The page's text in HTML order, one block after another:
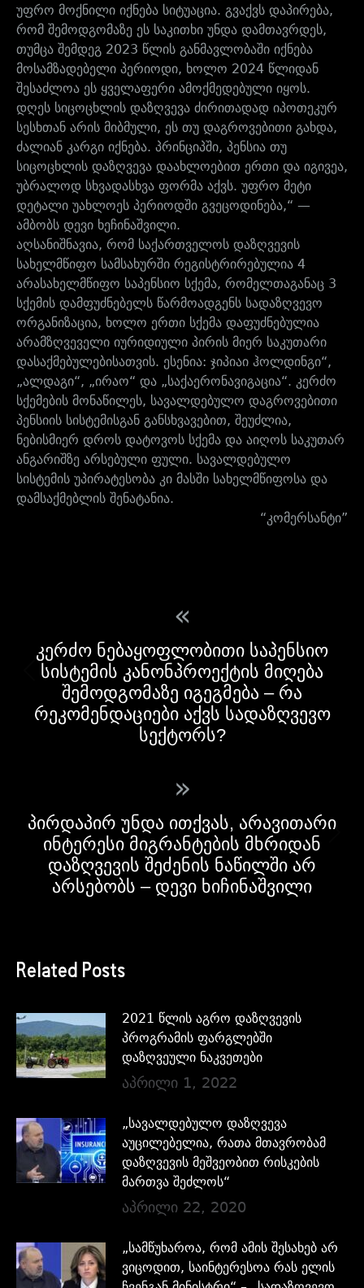
უფრო მოქნილი იქნება სიტუაცია. გვაქვს დაპირება,
რომ შემოდგომაზე ეს საკითხი უნდა დამთავრდეს,
თუმცა შემდეგ 2023 წლის განმავლობაში იქნება
მოსამზადებელი პერიოდი, ხოლო 2024 წლიდან
შესაძლოა ეს ყველაფერი ამოქმედებული იყოს.
დღეს სიცოცხლის დაზღვევა ძირითადად იპოთეკურ
სესხთან არის მიბმული, ეს თუ დაგროვებითი გახდა,
ძალიან კარგი იქნება. პრინციპში, პენსია თუ
სიცოცხლის დაზღვევა დაახლოებით ერთი და იგივეა,
უბრალოდ სხვადასხვა ფორმა აქვს. უფრო მეტი
დეტალი უახლოეს პერიოდში გვეცოდინება,“ —
ამბობს დევი ხეჩინაშვილი.
აღსანიშნავია, რომ საქართველოს დაზღვევის
სახელმწიფო სამსახურში რეგისტრირებულია 4
არასახელმწიფო საპენსიო სქემა, რომელთაგანაც 3
სქემის დამფუძნებელს წარმოადგენს სადაზღვევო
ორგანიზაცია, ხოლო ერთი სქემა დაფუძნებულია
არამზღვეველი იურიდიული პირის მიერ საკუთარი
დასაქმებულებისათვის. ესენია: ჯიპიაი ჰოლდინგი“,
„ალდაგი“, „ირაო“ და „საქაერონავიგაცია“. კერძო
სქემების მონაწილეს, სავალდებულო დაგროვებითი
პენსიის სისტემისგან განსხვავებით, შეუძლია,
ნებისმიერ დროს დატოვოს სქემა და აიღოს საკუთარ
ანგარიშზე არსებული ფული. სავალდებულო
სისტემის უპირატესობა კი მასში სახელმწიფოსა და
დამსაქმებლის შენატანია.
“კომერსანტი”
«
კერძო ნებაყოფლობითი საპენსიო
სისტემის კანონპროექტის მიღება
შემოდგომაზე იგეგმება – რა
რეკომენდაციები აქვს სადაზღვევო
სექტორს?
»
პირდაპირ უნდა ითქვას, არავითარი
ინტერესი მიგრანტების მხრიდან
დაზღვევის შეძენის ნაწილში არ
არსებობს – დევი ხიჩინაშვილი
Related Posts
2021 წლის აგრო დაზღვევის
პროგრამის ფარგლებში
დაზღვეული ნაკვეთები
აპრილი 1, 2022
„სავალდებულო დაზღვევა
აუცილებელია, რათა მთავრობამ
დაზღვევის მეშვეობით რისკების
მართვა შეძლოს“
აპრილი 22, 2020
„სამწუხაროა, რომ ამის შესახებ არ
ვიცოდით, საინტერესოა რას ელის